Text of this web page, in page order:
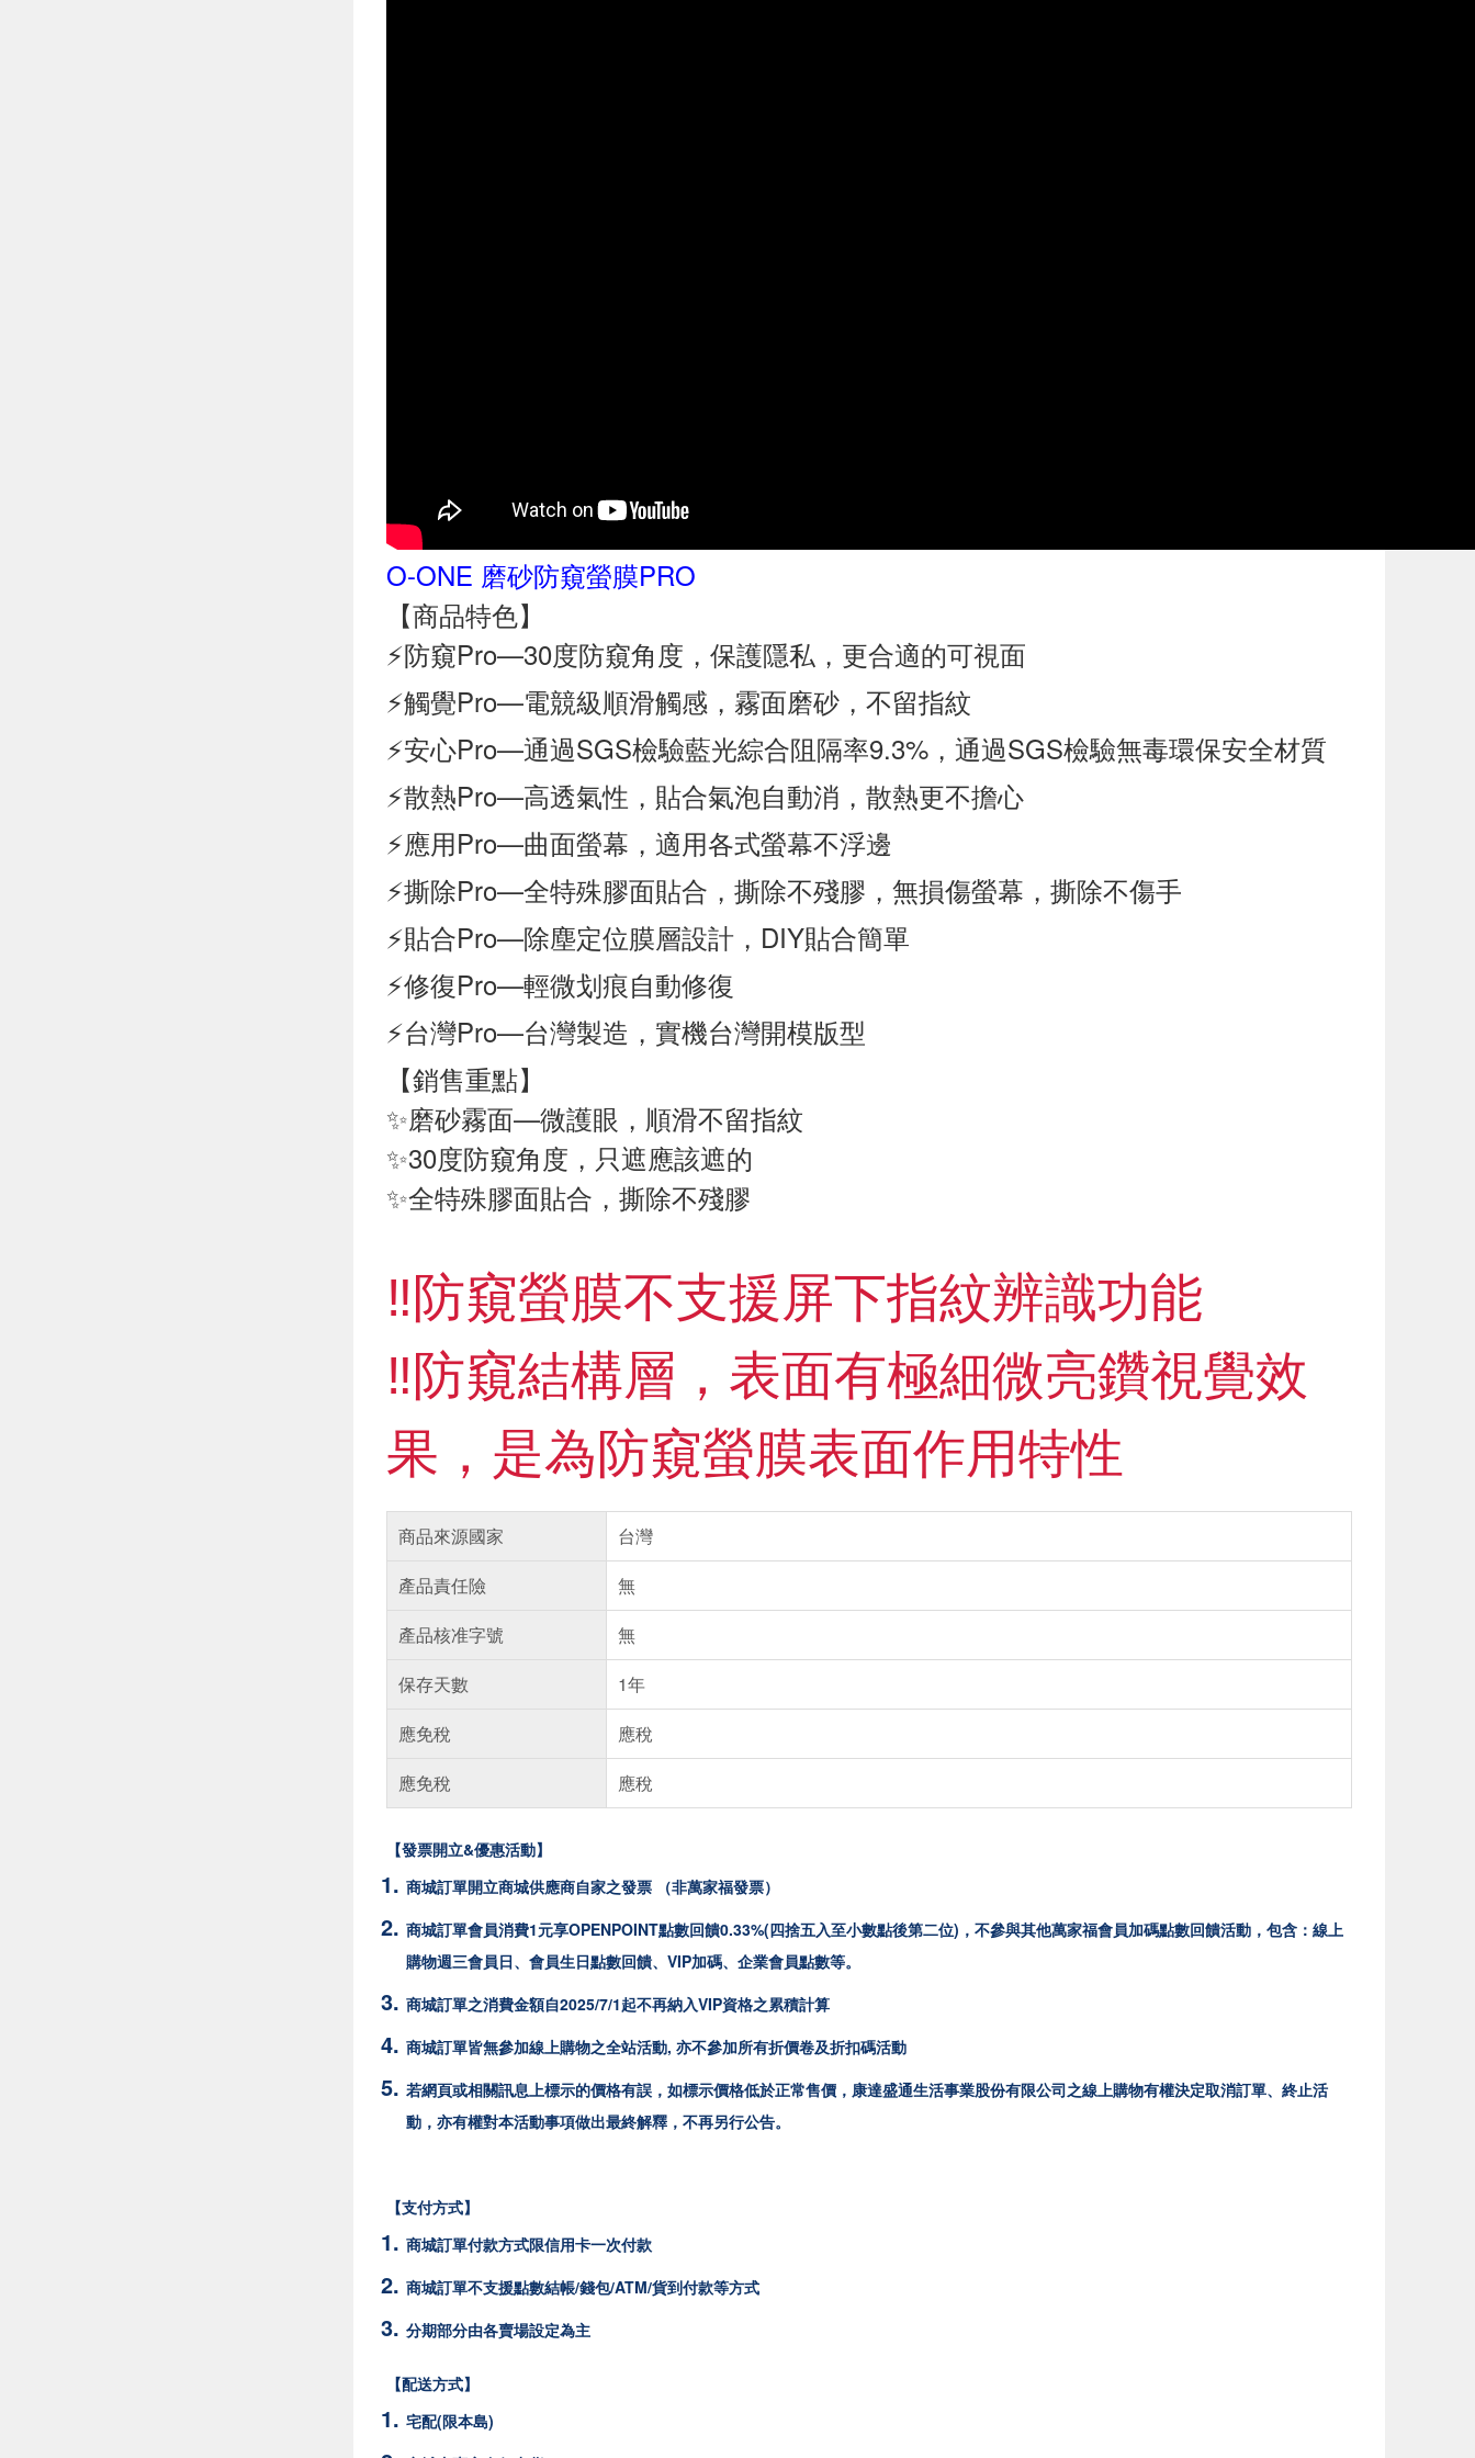
O-ONE 磨砂防窺螢膜PRO
【商品特色】
⚡防窺Pro—30度防窺角度，保護隱私，更合適的可視面
⚡觸覺Pro—電競級順滑觸感，霧面磨砂，不留指紋
⚡安心Pro—通過SGS檢驗藍光綜合阻隔率9.3%，通過SGS檢驗無毒環保安全材質
⚡散熱Pro—高透氣性，貼合氣泡自動消，散熱更不擔心
⚡應用Pro—曲面螢幕，適用各式螢幕不浮邊
⚡撕除Pro—全特殊膠面貼合，撕除不殘膠，無損傷螢幕，撕除不傷手
⚡貼合Pro—除塵定位膜層設計，DIY貼合簡單
⚡修復Pro—輕微划痕自動修復
⚡台灣Pro—台灣製造，實機台灣開模版型
【銷售重點】
✨磨砂霧面—微護眼，順滑不留指紋
✨30度防窺角度，只遮應該遮的
✨全特殊膠面貼合，撕除不殘膠
‼️防窺螢膜不支援屏下指紋辨識功能
‼️防窺結構層，表面有極細微亮鑽視覺效
果，是為防窺螢膜表面作用特性
商品來源國家
台灣
產品責任險
無
產品核准字號
無
保存天數
1年
應免稅
應稅
應免稅
應稅
【發票開立&優惠活動】
商城訂單開立商城供應商自家之發票 （非萬家福發票）
商城訂單會員消費1元享OPENPOINT點數回饋0.33%(四捨五入至小數點後第二位)，不參與其他萬家福會員加碼點數回饋活動，包含：線上
購物週三會員日、會員生日點數回饋、VIP加碼、企業會員點數等。
商城訂單之消費金額自2025/7/1起不再納入VIP資格之累積計算
商城訂單皆無參加線上購物之全站活動, 亦不參加所有折價卷及折扣碼活動
若網頁或相關訊息上標示的價格有誤，如標示價格低於正常售價，康達盛通生活事業股份有限公司之線上購物有權決定取消訂單、終止活
動，亦有權對本活動事項做出最終解釋，不再另行公告。
【支付方式】
商城訂單付款方式限信用卡一次付款
商城訂單不支援點數結帳/錢包/ATM/貨到付款等方式
分期部分由各賣場設定為主
【配送方式】
宅配(限本島)